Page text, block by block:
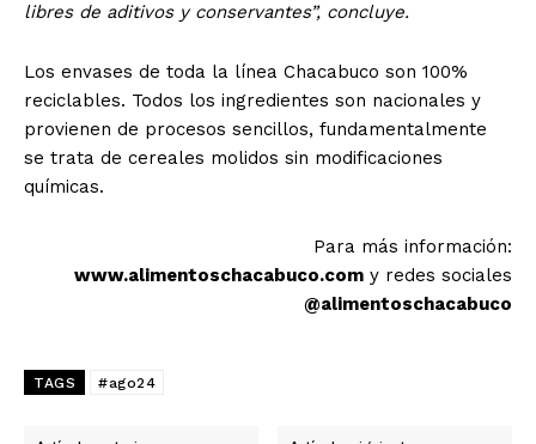
libres de aditivos y conservantes”, concluye.
Los envases de toda la línea Chacabuco son 100%
reciclables. Todos los ingredientes son nacionales y
provienen de procesos sencillos, fundamentalmente
se trata de cereales molidos sin modificaciones
químicas.
Para más información:
www.alimentoschacabuco.com y redes sociales
@alimentoschacabuco
TAGS #ago24